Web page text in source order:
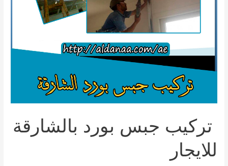
تركيب جبس بورد بالشارقة
للايجار